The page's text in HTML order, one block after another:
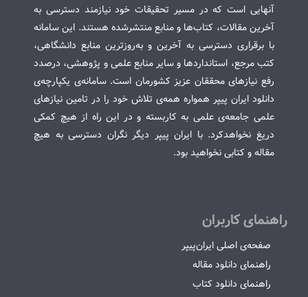
آنهایی است که در مسیر تحقیقات خود نیازمند دسترسی به
آخرین مقالات، کتاب‌ها و منابع منتشرشده هستند. این سامانه
با برقراری دسترسی به آخرین و به‌روزترین منابع دانشگاهی،
کتب مرجع، استانداردها و سایر منابع علمی و پژوهشی، درصدد
رفع نیازهای محققان عزیز کشورمان است. سامانه‌ی یکپارچه‌ی
دانلود ایران پیپر همواره همه‌ی تلاش خود را در تامین نیازهای
علمی جامعه‌ی علمی به کاربسته و در این راه از هیچ کمکی
دریغ نخواهدکرد. با ایران پیپر دیگر نگران دسترسی به هیچ
مقاله و کتابی نخواهید بود.
راهنمای کاربران
صفحه‌ی اصلی ایران‌پیپر
راهنمای دانلود مقاله
راهنمای دانلود کتاب